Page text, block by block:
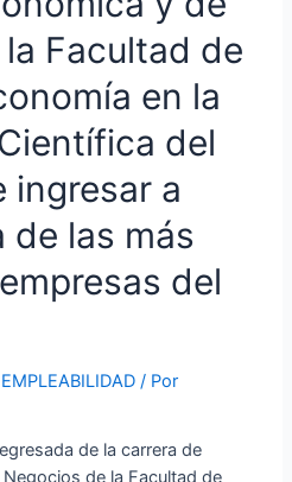
Facultad de
en la
del
ingresar a
de las más
del
EMPLEABILIDAD / Por
de la carrera de
de la Facultad de